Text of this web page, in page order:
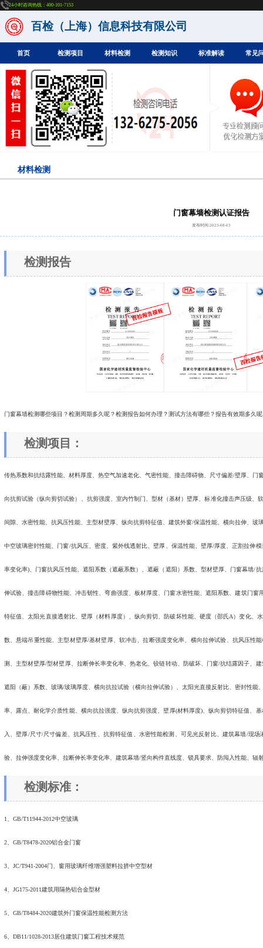
24小时咨询热线：400-101-7153
百检（上海）信息科技有限公司
首页 检测项目 材料检测 检测知识 标准解读 常见
材料检测
门窗幕墙检测认证报告
发布时间:2023-08-03
检测报告
门窗幕墙检测哪些项目？检测周期多久呢？检测报告如何办理？测试方法有哪些？报告有效期多久
检测项目：
传热系数和抗结露性能、材料厚度、热空气加速老化、气密性能、撞击障碍物、尺寸偏差/壁厚、门
向抗剪试验（纵向剪切试验）、抗剪强度、室内竹制门、型材（基材）壁厚、标准化撞击声压级、
间隙、水密性能、抗风压性能、主型材壁厚、纵向抗剪特征值、建筑外窗/保温性能、横向拉伸、玻
中空玻璃密封性能、门窗/抗风压、密度、紫外线透射比、壁厚、保温性能、壁厚/厚度、正割拉伸
率变化率)、门窗抗风压性能、遮阳系数（遮蔽系数）、遮蔽（遮阳）系数、型材壁厚、门窗幕墙/
伸试验、撞击障碍物性能、冲击韧性、弯曲强度、板材厚度、门窗水密性能、遮阳系数、建筑门
特征值、太阳光直接透射比、壁厚（材料厚度）、纵向剪切、防破坏性能、硬度（邵氏A）变化、
数、悬端吊重性能、主型材壁厚/基材壁厚、软冲击、拉断强度变化率、横向拉伸试验、抗风压性
测、主型材壁厚/型材壁厚、拉断伸长率变化率、热老化、铰链转动、防破坏、门窗/抗结露因子、
遮阳（蔽）系数、玻璃/玻璃厚度、横向抗拉试验（横向拉伸试验）、太阳光直接反射比、密封性能
率、露点、耐化学介质性能、横向抗拉强度、纵向抗剪强度、壁厚(材料厚度)、纵向剪切特征值、
入、壁厚/尺寸/尺寸偏差、抗风压性、抗剪特征值、水密性能检测、可见光反射比、建筑幕墙/现
验、拉伸强度变化率、拉断伸长率变化率、建筑幕墙/竖向构件直线度、锁具要求、防闯入性能、辐
检测标准：
1、GB/T11944-2012中空玻璃
2、GB/T8478-2020铝合金门窗
3、JC/T941-2004门、窗用玻璃纤维增强塑料拉挤中空型材
4、JG175-2011建筑用隔热铝合金型材
5、GB/T8484-2020建筑外门窗保温性能检测方法
6、DB11/1028-2013居住建筑门窗工程技术规范